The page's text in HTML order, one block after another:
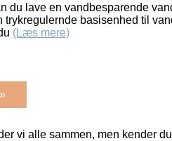
du lave en vandbesparende
trykregulernde basisenhed til
(Læs mere)
vi alle sammen, men kender